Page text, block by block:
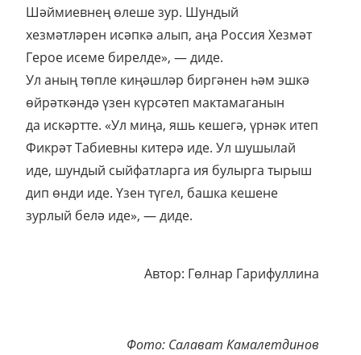
Шәймиевнең өлеше зур. Шундый
хезмәтләрен исәпкә алып, аңа Россия Хезмәт
Герое исеме бирелде», — диде.
Ул аның төпле киңәшләр биргәнен һәм эшкә
өйрәткәндә үзен күрсәтеп мактамаганын
да искәртте. «Ул миңа, яшь кешегә, үрнәк итеп
Фикрәт Табиевны китерә иде. Ул шушылай
иде, шундый сыйфатларга ия булырга тырыш
дип өнди иде. Үзен түгел, башка кешене
зурлый белә иде», — диде.
Автор: Гөлнар Гарифуллина
Фото: Салават Камалетдинов